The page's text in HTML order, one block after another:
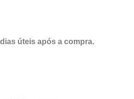
úteis após a compra.